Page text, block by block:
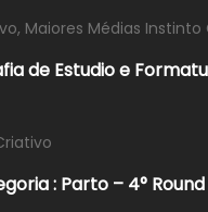
, Maiores Médias Instinto
de Estudio e
: Parto – 4°